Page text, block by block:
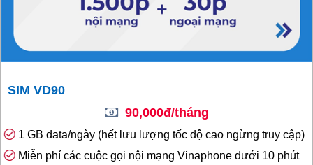
SIM VD90
90,000đ/tháng
1 GB data/ngày (hết lưu lượng tốc độ cao ngừng truy cập)
Miễn phí các cuộc gọi nội mạng Vinaphone dưới 10 phút